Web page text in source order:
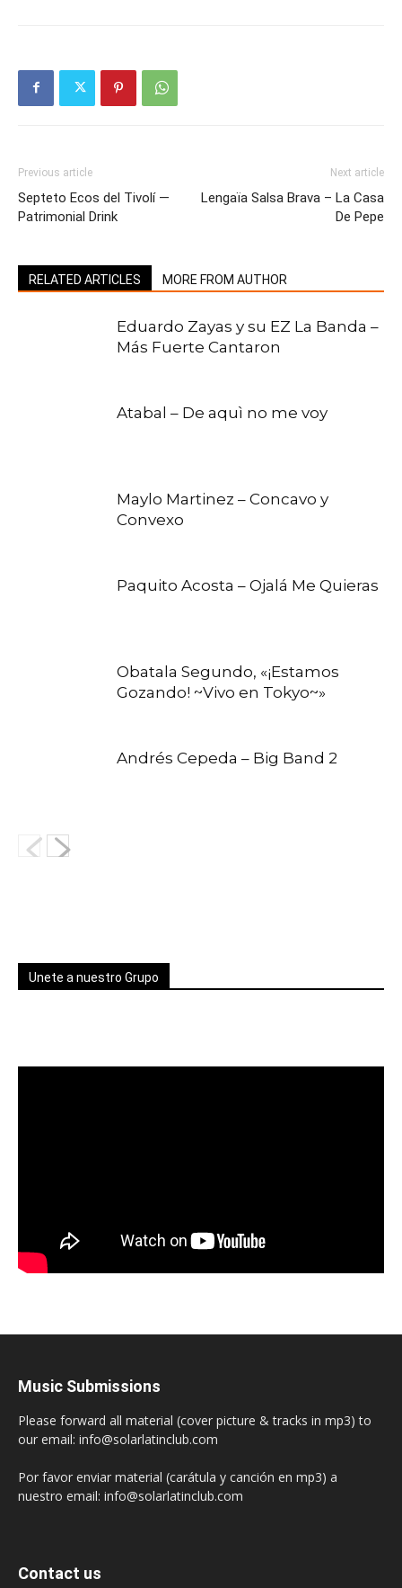
Previous article
Septeto Ecos del Tivolí —
Patrimonial Drink
Next article
Lengaïa Salsa Brava – La Casa
De Pepe
RELATED ARTICLES MORE FROM AUTHOR
Eduardo Zayas y su EZ La Banda –
Más Fuerte Cantaron
Atabal – De aquì no me voy
Maylo Martinez – Concavo y
Convexo
Paquito Acosta – Ojalá Me Quieras
Obatala Segundo, «¡Estamos
Gozando! ~Vivo en Tokyo~»
Andrés Cepeda – Big Band 2
Unete a nuestro Grupo
Music Submissions
Please forward all material (cover picture & tracks in mp3) to
our email: info@solarlatinclub.com
Por favor enviar material (carátula y canción en mp3) a
nuestro email: info@solarlatinclub.com
Contact us